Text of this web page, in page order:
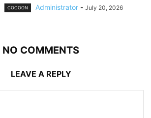
COCOON Administrator - July 20, 2026
NO COMMENTS
LEAVE A REPLY